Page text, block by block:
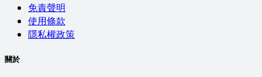
免責聲明
使用條款
隱私權政策
關於